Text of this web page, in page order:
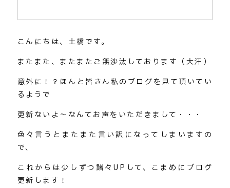
こんにちは、土橋です。
またまた、またまたご無沙汰しております（大汗）
意外に！？ほんと皆さん私のブログを見て頂いてい
るようで
更新ないよ～なんてお声をいただきまして・・・
色々言うとまたまた言い訳になってしまいますの
で、
これからは少しずつ諸々UPして、こまめにブログ
更新します！